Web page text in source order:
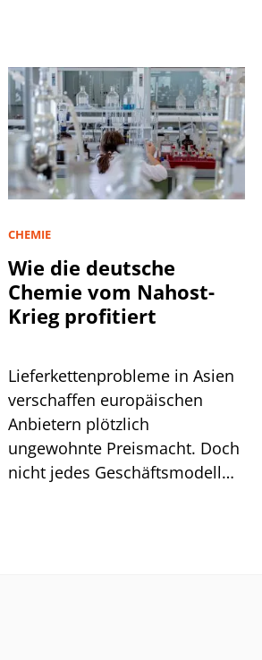
CHEMIE
Wie die deutsche
Chemie vom Nahost-
Krieg profitiert
Lieferkettenprobleme in Asien
verschaffen europäischen
Anbietern plötzlich
ungewohnte Preismacht. Doch
nicht jedes Geschäftsmodell